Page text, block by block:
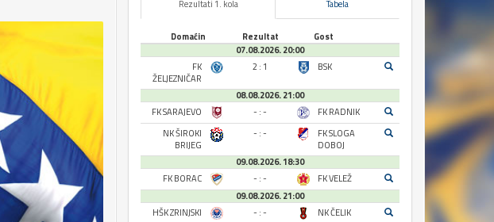
Rezultati 1. kola Tabela
Domaćin Rezultat
Gost
07.08.2026. 20:00
FK
ŽELJEZNIČAR
2 : 1 BSK
08.08.2026. 21:00
FK SARAJEVO
- : -
FK RADNIK
NK ŠIROKI
BRIJEG
- : -
FK SLOGA
DOBOJ
09.08.2026. 18:30
FK BORAC
- : -
FK VELEŽ
09.08.2026. 21:00
HŠK ZRINJSKI
- : - NK ČELIK